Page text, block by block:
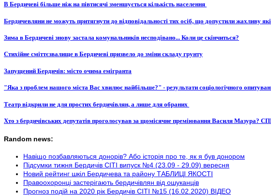
В Бердичеві більше ніж на півтисячі зменшується кількість населення
Бердичевляни не можуть притягнути до відповідальності тих осіб, що допустили жахливу
Зима в Бердичеві знову застала комунальників несподівано... Коли це скінчиться?
Стихійне сміттєзвалище в Бердичеві призвело до зміни складу грунту
Запущений Бердичів: місто очима емігранта
"Яка з проблем нашого міста Вас хвилює найбільше?" - результати соціологічного
Театр відкрили не для простих бердичівлян, а лише для обраних
Хто з бердичівських депутатів проголосував за щомісячне преміювання Василя Мазура?
Random news:
Навіщо позбавляються донорів? Або історія про те, як я був донором
Підсумки тижня Бердичів СІТІ випуск №4 (23.09 - 29.09) вересня
Новий рейтинг шкіл Бердичева та району ТАБЛИЦІ ЯКОСТІ
Правоохоронці застерігають бердичівлян від ошуканців
Прогноз подій на 2020 рік Бердичів СІТІ №15 (16.02.2020) ВІДЕО